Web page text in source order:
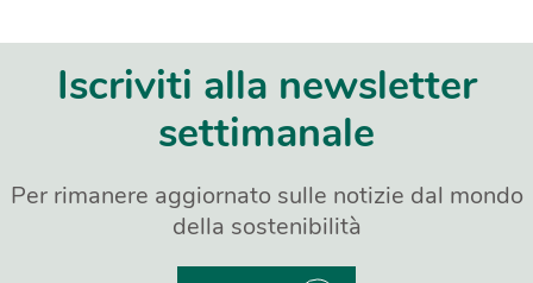
Iscriviti alla newsletter
settimanale
Per rimanere aggiornato sulle notizie dal mondo
della sostenibilità